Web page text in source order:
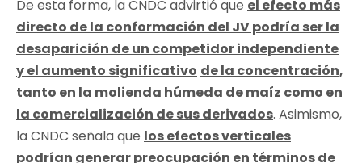
De esta forma, la CNDC advirtió que el efecto más
directo de la conformación del JV podría ser la
desaparición de un competidor independiente
y el aumento significativo de la concentración,
tanto en la molienda húmeda de maíz como en
la comercialización de sus derivados. Asimismo,
la CNDC señala que los efectos verticales
podrían generar preocupación en términos de